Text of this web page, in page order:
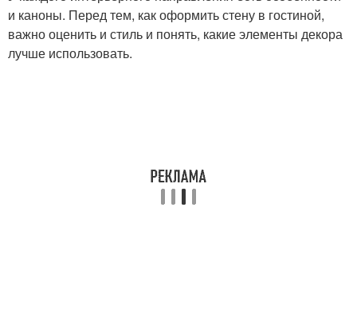
и каноны. Перед тем, как оформить стену в гостиной,
важно оценить и стиль и понять, какие элементы декора
лучше использовать.